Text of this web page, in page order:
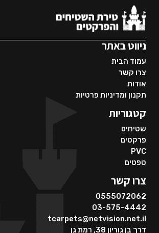
ניווט באתר
עמוד הבית
צרו קשר
אודות
תקנון ומדיניות פרטיות
קטגוריות
שטיחים
פרקטים
PVC
טפטים
צרו קשר
0555072062
03-575-4442
tcarpets@netvision.net.il
דרך בן גוריון 38, רמת גן